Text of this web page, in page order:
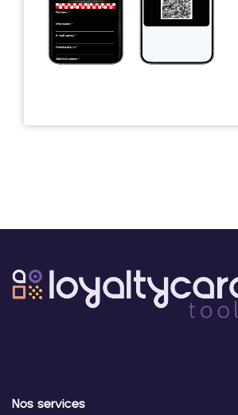
Nos services